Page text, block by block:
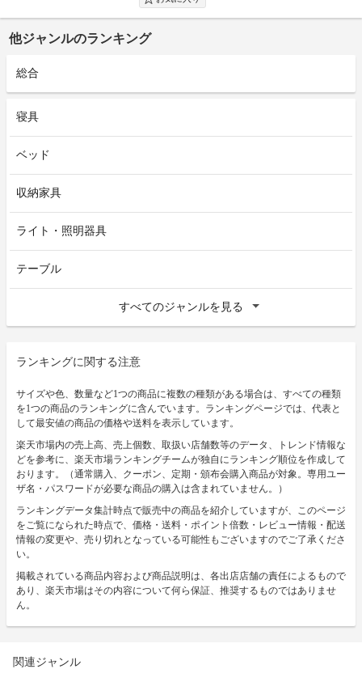
他ジャンルのランキング
総合
寝具
ベッド
収納家具
ライト・照明器具
テーブル
すべてのジャンルを見る
ランキングに関する注意
サイズや色、数量など1つの商品に複数の種類がある場合は、すべての種類
を1つの商品のランキングに含んでいます。ランキングページでは、代表と
して最安値の商品の価格や送料を表示しています。
楽天市場内の売上高、売上個数、取扱い店舗数等のデータ、トレンド情報な
どを参考に、楽天市場ランキングチームが独自にランキング順位を作成して
おります。（通常購入、クーポン、定期・頒布会購入商品が対象。専用ユー
ザ名・パスワードが必要な商品の購入は含まれていません。）
ランキングデータ集計時点で販売中の商品を紹介していますが、このページ
をご覧になられた時点で、価格・送料・ポイント倍数・レビュー情報・配送
情報の変更や、売り切れとなっている可能性もございますのでご了承くださ
い。
掲載されている商品内容および商品説明は、各出店店舗の責任によるもので
あり、楽天市場はその内容について何ら保証、推奨するものではありませ
ん。
関連ジャンル